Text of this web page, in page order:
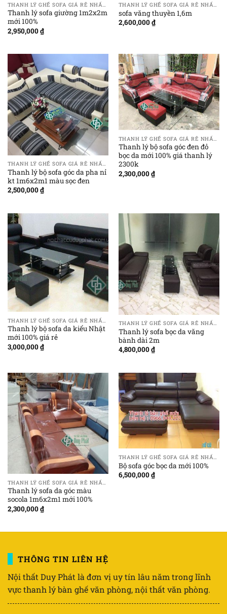
Thanh lý sofa giường 1m2x2m
mới 100%
2,950,000₫
sofa văng thuyền 1,6m
2,600,000₫
THANH LÝ GHẾ SOFA GIÁ RẺ NHẤT TẠI HÀ NỘI
Thanh lý bộ sofa góc da pha nỉ
kt 1m6x2m1 màu sọc đen
2,500,000₫
Thanh lý bộ sofa góc đen đỏ
bọc da mới 100% giá thanh lý
2300k
2,300,000₫
Thanh lý bộ sofa da kiểu Nhật
mới 100% giá rẻ
3,000,000₫
THANH LÝ GHẾ SOFA GIÁ RẺ NHẤT TẠI HÀ NỘI
Thanh lý sofa bọc da văng
bành dài 2m
4,800,000₫
Thanh lý sofa da góc màu
socola 1m6x2m1 mới 100%
2,300,000₫
Bộ sofa góc bọc da mới 100%
6,500,000₫
THÔNG TIN LIÊN HỆ
Nội thất Duy Phát là đơn vị uy tín lâu năm trong lĩnh
vực thanh lý bàn ghế văn phòng, nội thất văn phòng.